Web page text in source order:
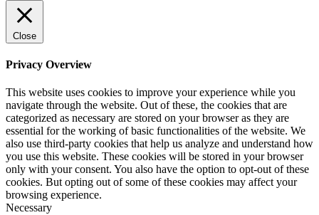
Close
Privacy Overview
This website uses cookies to improve your experience while you
navigate through the website. Out of these, the cookies that are
categorized as necessary are stored on your browser as they are
essential for the working of basic functionalities of the website. We
also use third-party cookies that help us analyze and understand how
you use this website. These cookies will be stored in your browser
only with your consent. You also have the option to opt-out of these
cookies. But opting out of some of these cookies may affect your
browsing experience.
Necessary